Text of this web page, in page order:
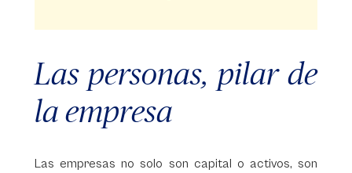
Las personas, pilar de
la empresa
Las empresas no solo son capital o activos, son